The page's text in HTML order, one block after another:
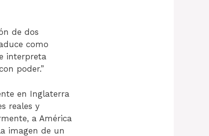
de dos
como
interpreta
poder.”
en Inglaterra
reales y
a América
imagen de un